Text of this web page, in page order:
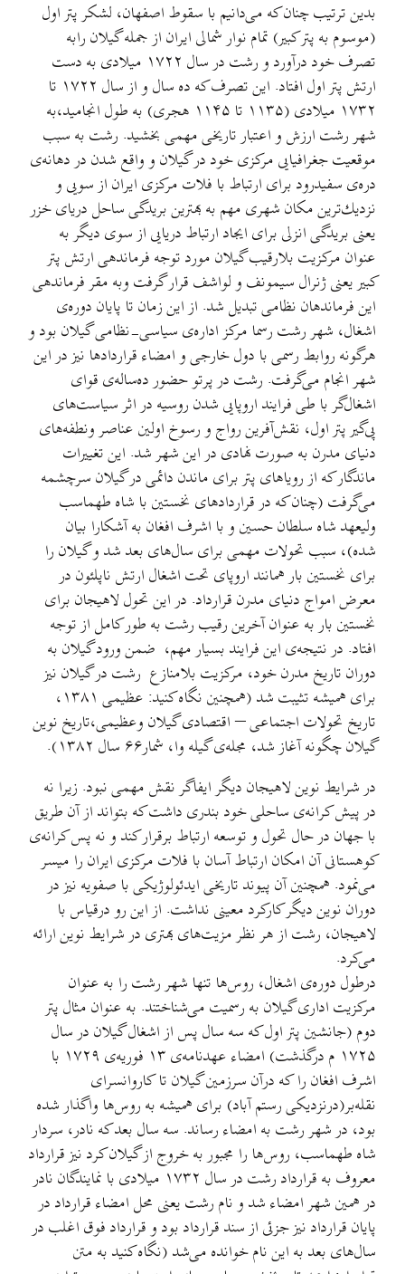
بدین ترتیب چنان كه می‌دانیم با سقوط اصفهان، لشكر پتر اول
(موسوم به پتر كبیر) تمام نوار شمالی ایران از جمله گیلان رابه
تصرف خود درآورد و رشت در سال ۱۷۲۲ میلادی به دست
ارتش پتر اول افتاد. این تصرف كه ده سال و از سال ۱۷۲۲ تا
۱۷۳۲ میلادی (۱۱۳۵ تا ۱۱۴۵ هجری) به طول انجامید،به
شهر رشت ارزش و اعتبار تاریخی مهمی بخشید. رشت به سبب
موقعیت جغرافیایی مركزی خود در گیلان و واقع شدن در دهانه‌ی
دره‌ی سفیدرود برای ارتباط با فلات مركزی ایران از سویی و
نزدیك‌ترین مكان شهری مهم به بهترین بریدگی ساحل دریای خزر
یعنی بریدگی انزلی برای ایجاد ارتباط دریایی از سوی دیگر به
عنوان مركزیت بلارقیب گیلان مورد توجه‌ فرماندهی ارتش پتر
كبیر یعنی ژنرال سیمونف و لواشف قرار گرفت وبه مقر فرماندهی
این فرماندهان نظامی تبدیل شد. از این زمان تا پایان دوره‌ی
اشغال، شهر رشت ر‌سما مركز اداره‌ی سیاسی-نظامی ‌گیلان بود و
هرگونه ‌روابط رسمی با دول خارجی و امضاء قراردادها نیز در این
شهر انجام می‌گرفت. رشت در پرتو حضور ده‌ساله‌ی قوای
اشغال‌گر با طی فرایند اروپایی شدن روسیه در اثر سیاست‌های
پی‌گیر پتر اول، نقش‌آفرین رواج و رسوخ اولین عناصر ونطفه‌های
دنیای مدرن به صورت نهادی در این شهر شد. این تغییرات
ماندگار که از رویاهای پتر برای ماندن دائمی در گیلان سرچشمه
می‌گرفت (چنان که در قراردادهای نخستین با شاه طهماسب
ولیعهد شاه سلطان حسین و با اشرف افغان به آشکارا بیان
شده)، سبب تحولات مهمی برای سال‌های بعد شد و گیلان را
برای نخستین بار همانند اروپای تحت اشغال ارتش ناپلئون در
معرض امواج دنیای مدرن قرارداد. در این تحول لاهیجان برای
نخستین بار به عنوان آخرین رقیب رشت به طور کامل از توجه
افتاد. در نتیجه‌ی این فرایند بسیار مهم‌، ضمن ورود گیلان به
دوران تاریخ مدرن خود، مرکزیت بلامنازع رشت در گیلان نیز
برای همیشه تثیبت شد (همچنین نگاه كنید: عظیمی ۱۳۸۱،
تاریخ تحولات اجتماعی – اقتصادی گیلان وعظیمی،تاریخ نوین
گیلان چگونه آغاز شد، مجله‌ی گیله وا، شمار۶۶ سال ۱۳۸۲).
در شرایط نوین لاهیجان دیگر ایفاگر نقش مهمی نبود. زیرا نه
در پیش كرانه‌ی ساحلی خود بندری داشت كه بتواند از آن طریق
با جهان در حال تحول و توسعه ارتباط برقرار كند و نه پس كرانه‌ی
كوهستانی آن امكان ارتباط آسان با فلات مركزی ایران را میسر
می‌نمود. همچنین آن پیوند تاریخی ایدئولوژیكی با صفویه نیز در
دوران نوین دیگر کارکرد معینی نداشت. از این رو درقیاس با
لاهیجان، رشت از هر نظر مزیت‌های بهتری در شرایط نوین ارائه
می‌كرد.
درطول دوره‌ی اشغال، روس‌ها تنها شهر رشت را به عنوان
مركزیت اداری گیلان به رسمیت می‌شناختند. به عنوان مثال پتر
دوم (جانشین پتر اول که سه سال پس از اشغال گیلان در سال
۱۷۲۵ م درگذشت) امضاء عهدنامه‌ی ۱۳ فوریه‌ی ۱۷۲۹ با
اشرف افغان را كه درآن سرزمین گیلان تا كاروانسرای
نقله‌بر(درنزدیكی رستم آباد) برای همیشه به روس‌ها واگذار شده
بود، در شهر رشت به امضاء رساند. سه سال بعد كه نادر، سردار
شاه طهماسب، روس‌ها را مجبور به خروج از گیلان كرد نیز قرارداد
معروف به قرارداد رشت در سال ۱۷۳۲ میلادی با نمایندگان نادر
در همین شهر امضاء شد و نام رشت یعنی محل امضاء قرارداد در
پایان قرارداد نیز جزئی از سند قرارداد بود و قرارداد فوق اغلب در
سال‌های بعد به این نام خوانده می‌شد (نگاه كنید به متن